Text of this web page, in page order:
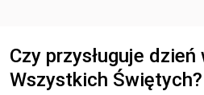
Czy przysługuje
Wszystkich Świętych?